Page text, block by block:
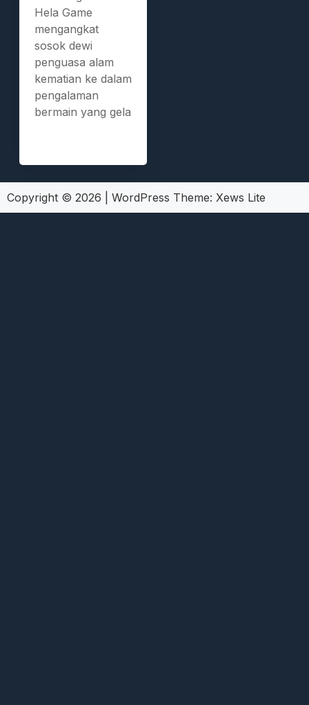
Hela Game
mengangkat
sosok dewi
penguasa alam
kematian ke dalam
pengalaman
bermain yang gela
Copyright © 2026 WordPress Theme: Xews Lite